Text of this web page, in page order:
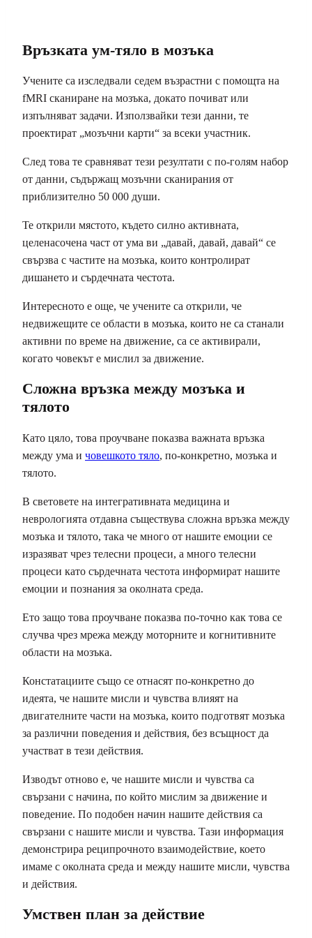
Връзката ум-тяло в мозъка
Учените са изследвали седем възрастни с помощта на
fMRI сканиране на мозъка, докато почиват или
изпълняват задачи. Използвайки тези данни, те
проектират „мозъчни карти“ за всеки участник.
След това те сравняват тези резултати с по-голям набор
от данни, съдържащ мозъчни сканирания от
приблизително 50 000 души.
Те открили мястото, където силно активната,
целенасочена част от ума ви „давай, давай, давай“ се
свързва с частите на мозъка, които контролират
дишането и сърдечната честота.
Интересното е още, че учените са открили, че
недвижещите се области в мозъка, които не са станали
активни по време на движение, са се активирали,
когато човекът е мислил за движение.
Сложна връзка между мозъка и
тялото
Като цяло, това проучване показва важната връзка
между ума и човешкото тяло, по-конкретно, мозъка и
тялото.
В световете на интегративната медицина и
неврологията отдавна съществува сложна връзка между
мозъка и тялото, така че много от нашите емоции се
изразяват чрез телесни процеси, а много телесни
процеси като сърдечната честота информират нашите
емоции и познания за околната среда.
Ето защо това проучване показва по-точно как това се
случва чрез мрежа между моторните и когнитивните
области на мозъка.
Констатациите също се отнасят по-конкретно до
идеята, че нашите мисли и чувства влияят на
двигателните части на мозъка, които подготвят мозъка
за различни поведения и действия, без всъщност да
участват в тези действия.
Изводът отново е, че нашите мисли и чувства са
свързани с начина, по който мислим за движение и
поведение. По подобен начин нашите действия са
свързани с нашите мисли и чувства. Тази информация
демонстрира реципрочното взаимодействие, което
имаме с околната среда и между нашите мисли, чувства
и действия.
Умствен план за действие